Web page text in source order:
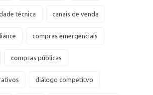
técnica canais de venda
compras emergenciais
compras públicas
diálogo competitvo